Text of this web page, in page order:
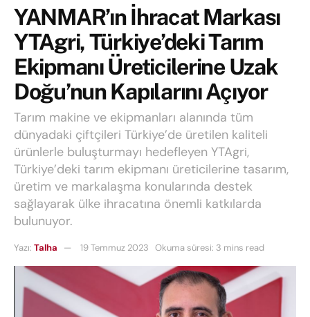
YANMAR’ın İhracat Markası
YTAgri, Türkiye’deki Tarım
Ekipmanı Üreticilerine Uzak
Doğu’nun Kapılarını Açıyor
Tarım makine ve ekipmanları alanında tüm
dünyadaki çiftçileri Türkiye’de üretilen kaliteli
ürünlerle buluşturmayı hedefleyen YTAgri,
Türkiye’deki tarım ekipmanı üreticilerine tasarım,
üretim ve markalaşma konularında destek
sağlayarak ülke ihracatına önemli katkılarda
bulunuyor.
Yazı: Talha 19 Temmuz 2023 Okuma süresi: 3 mins read